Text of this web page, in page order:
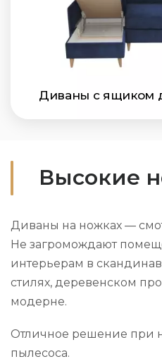
Диваны с ящиком
Высокие
Диваны на ножках —
Не загромождают
интерьерам в
стилях, деревенском
модерне.
Отличное решение при
пылесоса.